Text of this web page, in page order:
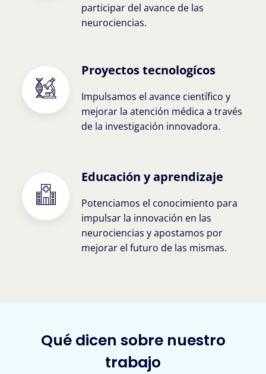
participar del avance de las
neurociencias.
Proyectos tecnologícos
Impulsamos el avance científico y
mejorar la atención médica a través
de la investigación innovadora.
Educación y aprendizaje
Potenciamos el conocimiento para
impulsar la innovación en las
neurociencias y apostamos por
mejorar el futuro de las mismas.
Qué dicen sobre nuestro
trabajo